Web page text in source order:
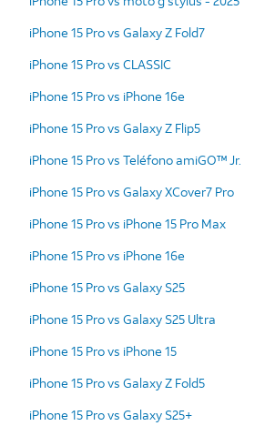
iPhone 15 Pro vs Galaxy Z Fold7
iPhone 15 Pro vs CLASSIC
iPhone 15 Pro vs iPhone 16e
iPhone 15 Pro vs Galaxy Z Flip5
iPhone 15 Pro vs Teléfono amiGO™ Jr.
iPhone 15 Pro vs Galaxy XCover7 Pro
iPhone 15 Pro vs iPhone 15 Pro Max
iPhone 15 Pro vs iPhone 16e
iPhone 15 Pro vs Galaxy S25
iPhone 15 Pro vs Galaxy S25 Ultra
iPhone 15 Pro vs iPhone 15
iPhone 15 Pro vs Galaxy Z Fold5
iPhone 15 Pro vs Galaxy S25+